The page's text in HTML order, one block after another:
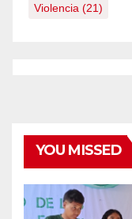
Violencia (21)
YOU MISSED